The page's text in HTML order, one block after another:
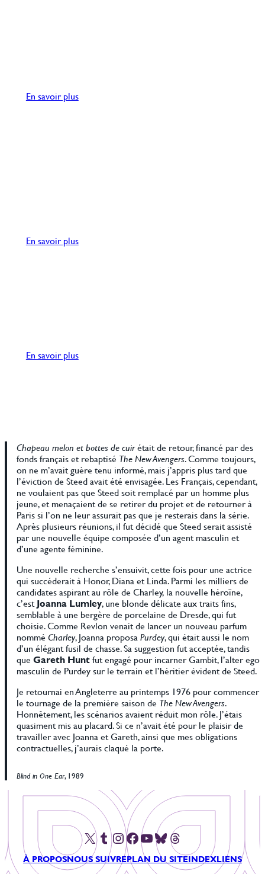
En savoir plus
En savoir plus
En savoir plus
Chapeau melon et bottes de cuirétait de retour, financé par des
fonds français et rebaptisé The New Avengers. Comme toujours,
on ne m’avait guère tenu informé, mais j’appris plus tard que
l’éviction de Steed avait été envisagée. Les Français, cependant,
ne voulaient pas que Steed soit remplacé par un homme plus
jeune, et menaçaient de se retirer du projet et de retourner à
Paris si l’on ne leur assurait pas que je resterais dans la série.
Après plusieurs réunions, il fut décidé que Steed serait assisté
par une nouvelle équipe composée d’un agent masculin et
d’une agente féminine.
Une nouvelle recherche s’ensuivit, cette fois pour une actrice
qui succéderait à Honor, Diana et Linda. Parmi les milliers de
candidates aspirant au rôle de Charley, la nouvelle héroïne,
c’estJoanna Lumley, une blonde délicate aux traits fins,
semblable à une bergère de porcelaine de Dresde, qui fut
choisie. Comme Revlon venait de lancer un nouveau parfum
nommé Charley, Joanna proposaPurdey, qui était aussi le nom
d’un élégant fusil de chasse. Sa suggestion fut acceptée, tandis
que Gareth Huntfut engagé pour incarner Gambit, l’alter ego
masculin de Purdey sur le terrain et l’héritier évident de Steed.
Je retournai en Angleterre au printemps 1976 pour commencer
le tournage de la première saison de The New Avengers.
Honnêtement, les scénarios avaient réduit mon rôle. J’étais
quasiment mis au placard. Si ce n’avait été pour le plaisir de
travailler avec Joanna et Gareth, ainsi que mes obligations
contractuelles, j’aurais claqué la porte.
Blind in One Ear, 1989
X Tumblr InstagramFacebook YouTube Bluesky Threads
À PROPOSNOUS SUIVREPLAN DU SITEINDEXLIENS